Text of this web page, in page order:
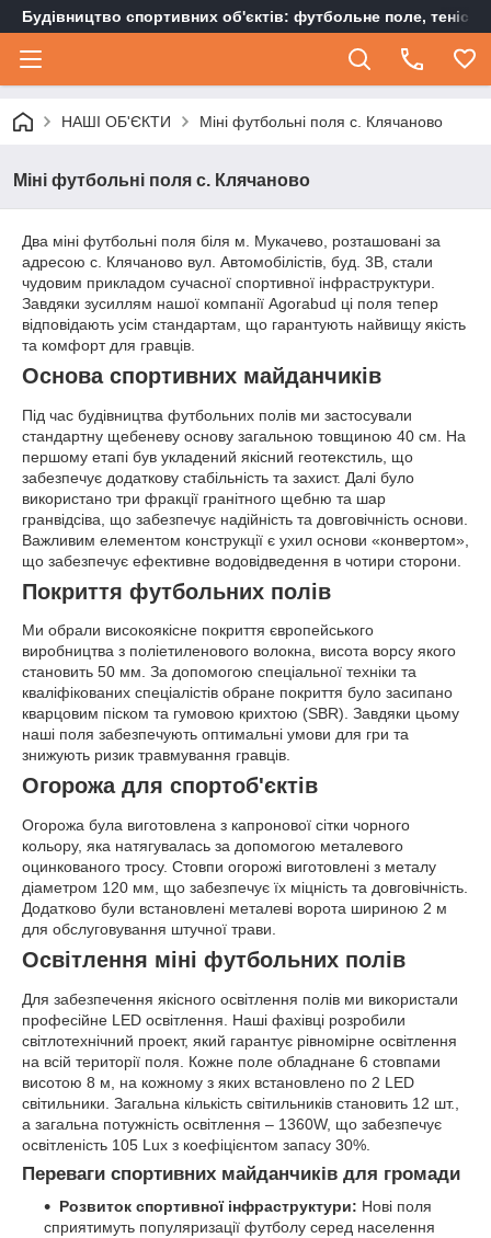
Будівництво спортивних об'єктів: футбольне поле,
НАШІ ОБ'ЄКТИ Міні футбольні поля с. Клячаново
Міні футбольні поля с. Клячаново
Два міні футбольні поля біля м. Мукачево, розташовані за
адресою с. Клячаново вул. Автомобілістів, буд. 3В, стали
чудовим прикладом сучасної спортивної інфраструктури.
Завдяки зусиллям нашої компанії Agorabud ці поля тепер
відповідають усім стандартам, що гарантують найвищу якість
та комфорт для гравців.
Основа спортивних майданчиків
Під час будівництва футбольних полів ми застосували
стандартну щебеневу основу загальною товщиною 40 см. На
першому етапі був укладений якісний геотекстиль, що
забезпечує додаткову стабільність та захист. Далі було
використано три фракції гранітного щебню та шар
гранвідсіва, що забезпечує надійність та довговічність основи.
Важливим елементом конструкції є ухил основи «конвертом»,
що забезпечує ефективне водовідведення в чотири сторони.
Покриття футбольних полів
Ми обрали високоякісне покриття європейського
виробництва з поліетиленового волокна, висота ворсу якого
становить 50 мм. За допомогою спеціальної техніки та
кваліфікованих спеціалістів обране покриття було засипано
кварцовим піском та гумовою крихтою (SBR). Завдяки цьому
наші поля забезпечують оптимальні умови для гри та
знижують ризик травмування гравців.
Огорожа для спортоб'єктів
Огорожа була виготовлена з капронової сітки чорного
кольору, яка натягувалась за допомогою металевого
оцинкованого тросу. Стовпи огорожі виготовлені з металу
діаметром 120 мм, що забезпечує їх міцність та довговічність.
Додатково були встановлені металеві ворота шириною 2 м
для обслуговування штучної трави.
Освітлення міні футбольних полів
Для забезпечення якісного освітлення полів ми використали
професійне LED освітлення. Наші фахівці розробили
світлотехнічний проект, який гарантує рівномірне освітлення
на всій території поля. Кожне поле обладнане 6 стовпами
висотою 8 м, на кожному з яких встановлено по 2 LED
світильники. Загальна кількість світильників становить 12 шт.,
а загальна потужність освітлення – 1360W, що забезпечує
освітленість 105 Lux з коефіцієнтом запасу 30%.
Переваги спортивних майданчиків для громади
Розвиток спортивної інфраструктури: Нові поля
сприятимуть популяризації футболу серед населення